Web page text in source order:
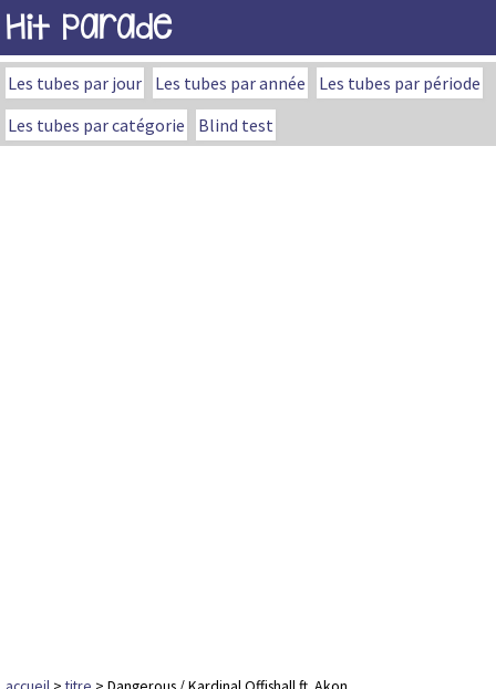
Hit Parade
Les tubes par jour Les tubes par année
Les tubes par période
Les tubes par catégorie
Blind test